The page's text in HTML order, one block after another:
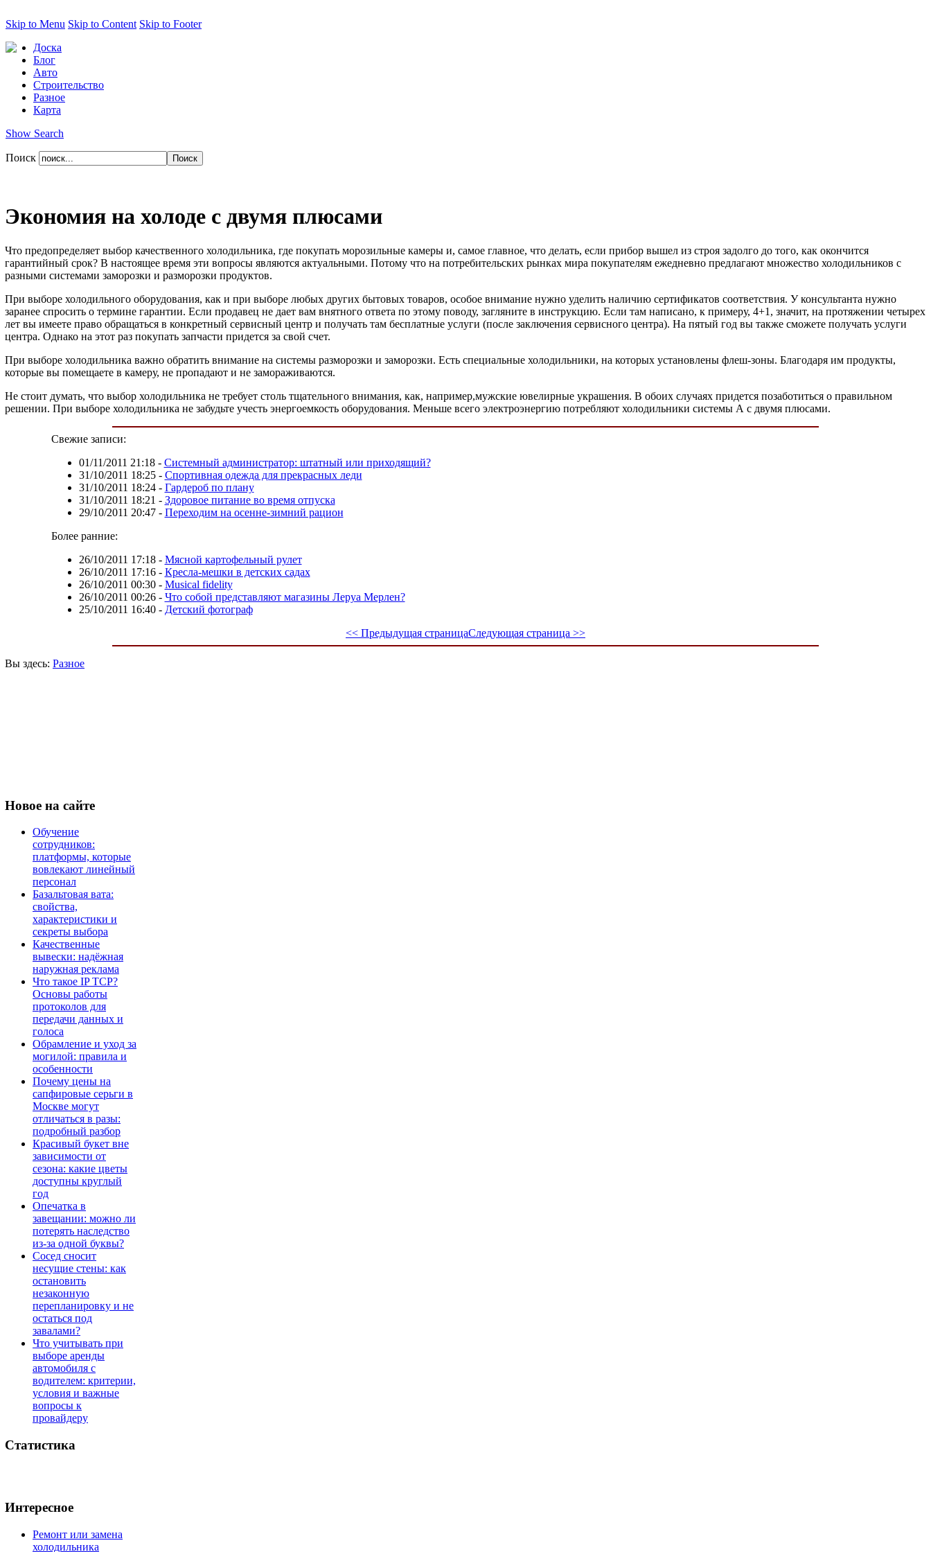
Skip to Menu Skip to Content Skip to Footer
Доска
Блог
Авто
Строительство
Разное
Карта
Show Search
Поиск
Экономия на холоде с двумя плюсами
Что предопределяет выбор качественного холодильника, где покупать морозильные камеры и, самое главное, что делать, если прибор вышел из строя задолго до того, как окончится
гарантийный срок? В настоящее время эти вопросы являются актуальными. Потому что на потребительских рынках мира покупателям ежедневно предлагают множество холодильников с
разными системами заморозки и разморозки продуктов.
При выборе холодильного оборудования, как и при выборе любых других бытовых товаров, особое внимание нужно уделить наличию сертификатов соответствия. У консультанта нужно
заранее спросить о термине гарантии. Если продавец не дает вам внятного ответа по этому поводу, загляните в инструкцию. Если там написано, к примеру, 4+1, значит, на протяжении четырех
лет вы имеете право обращаться в конкретный сервисный центр и получать там бесплатные услуги (после заключения сервисного центра). На пятый год вы также сможете получать услуги
центра. Однако на этот раз покупать запчасти придется за свой счет.
При выборе холодильника важно обратить внимание на системы разморозки и заморозки. Есть специальные холодильники, на которых установлены флеш-зоны. Благодаря им продукты,
которые вы помещаете в камеру, не пропадают и не замораживаются.
Не стоит думать, что выбор холодильника не требует столь тщательного внимания, как, например,мужские ювелирные украшения. В обоих случаях придется позаботиться о правильном
решении. При выборе холодильника не забудьте учесть энергоемкость оборудования. Меньше всего электроэнергию потребляют холодильники системы А с двумя плюсами.
Свежие записи:
01/11/2011 21:18- Системный администратор: штатный или приходящий?
31/10/2011 18:25- Спортивная одежда для прекрасных леди
31/10/2011 18:24- Гардероб по плану
31/10/2011 18:21 - Здоровое питание во время отпуска
29/10/2011 20:47- Переходим на осенне-зимний рацион
Более ранние:
26/10/2011 17:18- Мясной картофельный рулет
26/10/2011 17:16- Кресла-мешки в детских садах
26/10/2011 00:30- Musical fidelity
26/10/2011 00:26- Что собой представляют магазины Леруа Мерлен?
25/10/2011 16:40- Детский фотограф
<< Предыдущая страницаСледующая страница >>
Вы здесь: Разное
Новое на сайте
Обучение
сотрудников:
платформы, которые
вовлекают линейный
персонал
Базальтовая вата:
свойства,
характеристики и
секреты выбора
Качественные
вывески: надёжная
наружная реклама
Что такое IP TCP?
Основы работы
протоколов для
передачи данных и
голоса
Обрамление и уход за
могилой: правила и
особенности
Почему цены на
сапфировые серьги в
Москве могут
отличаться в разы:
подробный разбор
Красивый букет вне
зависимости от
сезона: какие цветы
доступны круглый
год
Опечатка в
завещании: можно ли
потерять наследство
из-за одной буквы?
Сосед сносит
несущие стены: как
остановить
незаконную
перепланировку и не
остаться под
завалами?
Что учитывать при
выборе аренды
автомобиля с
водителем: критерии,
условия и важные
вопросы к
провайдеру
Статистика
Интересное
Ремонт или замена
холодильника